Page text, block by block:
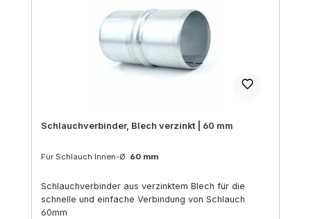
Schlauchverbinder, Blech verzinkt | 60 mm
Für Schlauch Innen-Ø: 60 mm
Schlauchverbinder aus verzinktem Blech für die
schnelle und einfache Verbindung von Schlauch
60mm